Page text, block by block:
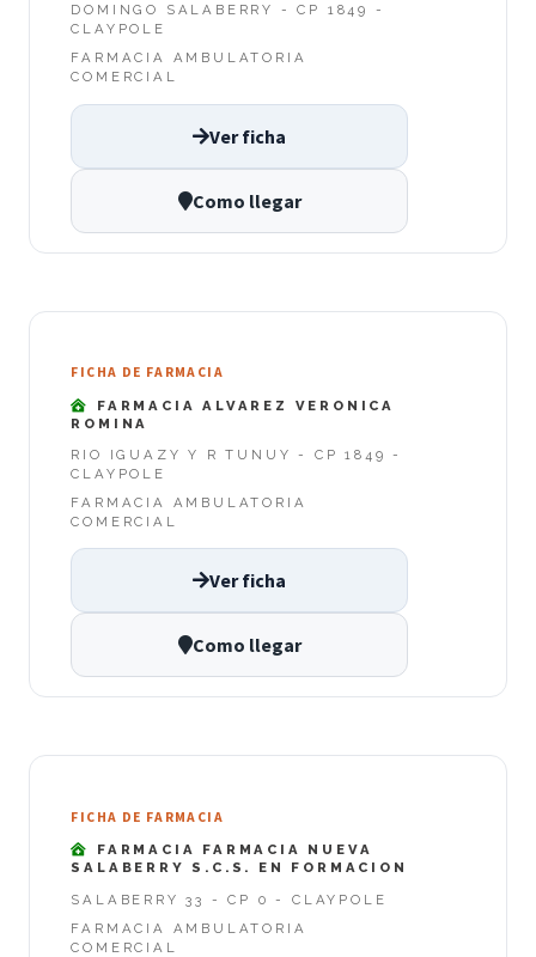
DOMINGO SALABERRY - CP 1849 -
CLAYPOLE
FARMACIA AMBULATORIA
COMERCIAL
Ver ficha
Como llegar
FICHA DE FARMACIA
FARMACIA ALVAREZ VERONICA
ROMINA
RIO IGUAZY Y R TUNUY - CP 1849 -
CLAYPOLE
FARMACIA AMBULATORIA
COMERCIAL
Ver ficha
Como llegar
FICHA DE FARMACIA
FARMACIA FARMACIA NUEVA
SALABERRY S.C.S. EN FORMACION
SALABERRY 33 - CP 0 - CLAYPOLE
FARMACIA AMBULATORIA
COMERCIAL